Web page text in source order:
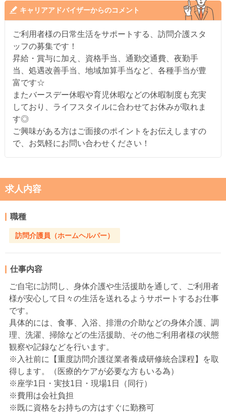
キャリアアドバイザーからのコメント
ご利用者様の日常生活をサポートする、訪問介護スタ
ッフの募集です！
昇給・賞与に加え、資格手当、通勤交通費、夜勤手
当、処遇改善手当、地域加算手当など、各種手当が豊
富です☆
またバースデー休暇や育児休暇などの休暇制度も充実
しており、ライフスタイルに合わせてお休みが取れま
す◎
ご興味がある方はご面接のポイントをお伝えしますの
で、お気軽にお問い合わせください！
求人内容
職種
訪問介護員（ホームヘルパー）
仕事内容
ご自宅に訪問し、身体介護や生活援助を通して、ご利用者
様が安心して日々の生活を送れるようサポートするお仕事
です。
具体的には、食事、入浴、排泄の介助などの身体介護、調
理、洗濯、掃除などの生活援助、その他ご利用者様の状態
観察や記録などを行います。
※入社前に【重度訪問介護従業者養成研修統合課程】を取
得します。（医療的ケアが必要な方もいる為）
※座学1日・実技1日・現場1日（同行）
※費用は会社負担
※既に資格をお持ちの方はすぐに勤務可